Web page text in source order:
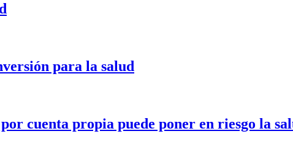
para la salud
cuenta propia puede poner en riesgo la